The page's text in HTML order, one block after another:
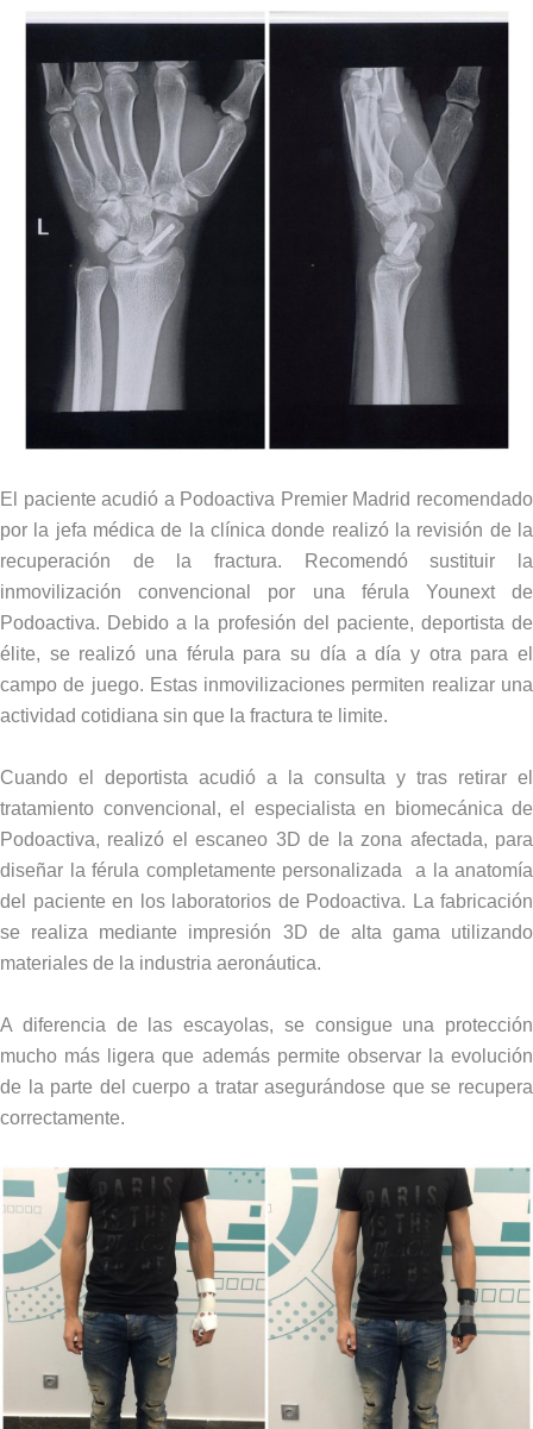
El paciente acudió a Podoactiva Premier Madrid recomendado
por la jefa médica de la clínica donde realizó la revisión de la
recuperación de la fractura. Recomendó sustituir la
inmovilización convencional por una férula Younext de
Podoactiva. Debido a la profesión del paciente, deportista de
élite, se realizó una férula para su día a día y otra para el
campo de juego. Estas inmovilizaciones permiten realizar una
actividad cotidiana sin que la fractura te limite.
Cuando el deportista acudió a la consulta y tras retirar el
tratamiento convencional, el especialista en biomecánica de
Podoactiva, realizó el escaneo 3D de la zona afectada, para
diseñar la férula completamente personalizada a la anatomía
del paciente en los laboratorios de Podoactiva. La fabricación
se realiza mediante impresión 3D de alta gama utilizando
materiales de la industria aeronáutica.
A diferencia de las escayolas, se consigue una protección
mucho más ligera que además permite observar la evolución
de la parte del cuerpo a tratar asegurándose que se recupera
correctamente.